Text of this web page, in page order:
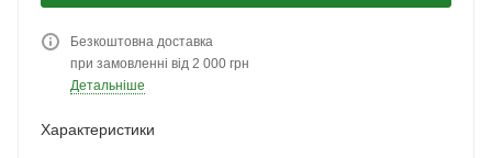
Безкоштовна доставка
при замовленні від 2 000 грн
Детальніше
Характеристики